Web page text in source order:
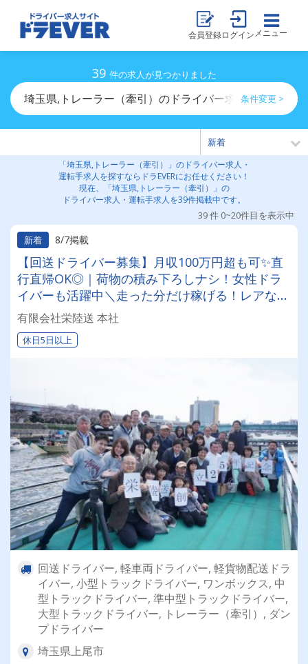
会員登録ログイン メニュー
39 件の求人が見つかりました
埼玉県,トレーラー（牽引）のドライバー求人・運転手求
条件変更 >
「埼玉県,トレーラー（牽引）」のドライバー求人・
運転手求人を探すならドラEVERにお任せください！
現在、「埼玉県,トレーラー（牽引）」の
ドライバー求人・運転手求人を39件掲載中です。
39 件 0~20件目を表示中
新着
8/7掲載
【回送ドライバー募集】月収100万円超も可✨直
行直帰OK◎｜荷物の積み下ろしナシ！女性ドラ
イバーも活躍中＼走った分だけ稼げる！レアな車
両に乗れるチャンスも☆彡／
有限会社栄陸送 本社
休日5日以上
回送ドライバー, 軽車両ドライバー, 軽貨物配送ドラ
イバー, 小型トラックドライバー, ワンボックス, 中
型トラックドライバー, 準中型トラックドライバー,
大型トラックドライバー, トレーラー（牽引）, ダン
プドライバー
埼玉県上尾市